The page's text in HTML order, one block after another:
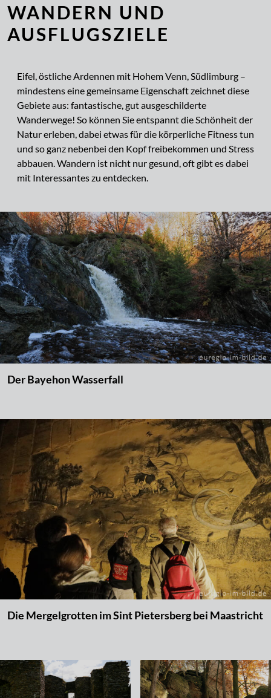
WANDERN UND
AUSFLUGSZIELE
Eifel, östliche Ardennen mit Hohem Venn, Südlimburg –
mindestens eine gemeinsame Eigenschaft zeichnet diese
Gebiete aus: fantastische, gut ausgeschilderte
Wanderwege! So können Sie entspannt die Schönheit der
Natur erleben, dabei etwas für die körperliche Fitness tun
und so ganz nebenbei den Kopf freibekommen und Stress
abbauen. Wandern ist nicht nur gesund, oft gibt es dabei
mit Interessantes zu entdecken.
Der Bayehon Wasserfall
Die Mergelgrotten im Sint Pietersberg bei Maastricht